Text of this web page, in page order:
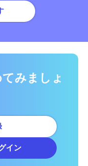
みましょ
イン